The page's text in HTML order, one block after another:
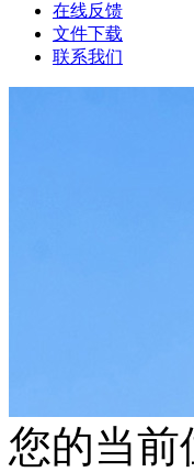
在线反馈
文件下载
联系我们
您的当前